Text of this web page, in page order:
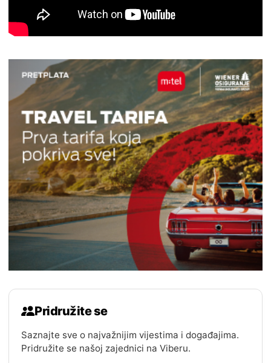
Pridružite se
Saznajte sve o najvažnijim vijestima i događajima.
Pridružite se našoj zajednici na Viberu.